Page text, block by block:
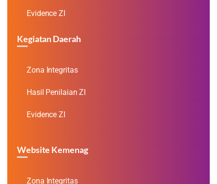
Evidence ZI
Kegiatan Daerah
Zona Integritas
Hasil Penilaian ZI
Evidence ZI
Website Kemenag
Zona Integritas